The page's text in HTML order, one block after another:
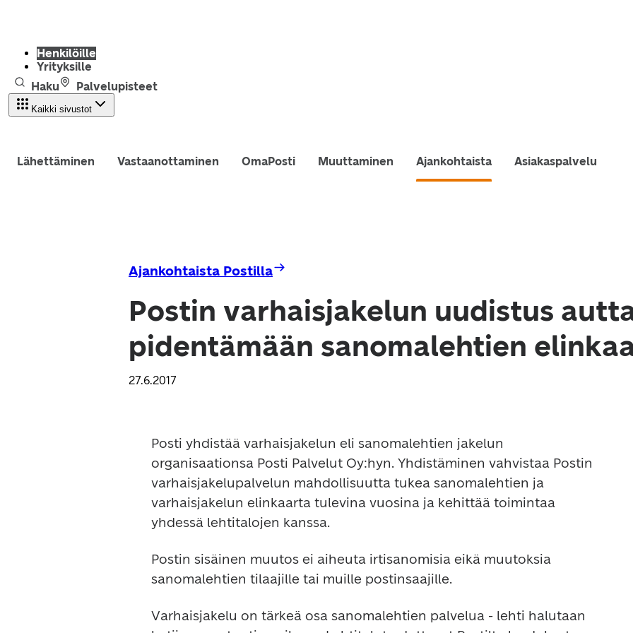
Henkilöille
Yrityksille
Haku
Palvelupisteet
Kaikki sivustot
Lähettäminen Vastaanottaminen OmaPosti Muuttaminen Ajankohtaista Asiakaspalvelu
Ajankohtaista Postilla
Postin varhaisjakelun uudistus
pidentämään sanomalehtien
27.6.2017
Posti yhdistää varhaisjakelun eli sanomalehtien jakelun
organisaationsa Posti Palvelut Oy:hyn. Yhdistäminen vahvistaa Postin
varhaisjakelupalvelun mahdollisuutta tukea sanomalehtien ja
varhaisjakelun elinkaarta tulevina vuosina ja kehittää toimintaa
yhdessä lehtitalojen kanssa.
Postin sisäinen muutos ei aiheuta irtisanomisia eikä muutoksia
sanomalehtien tilaajille tai muille postinsaajille.
Varhaisjakelu on tärkeä osa sanomalehtien palvelua - lehti halutaan